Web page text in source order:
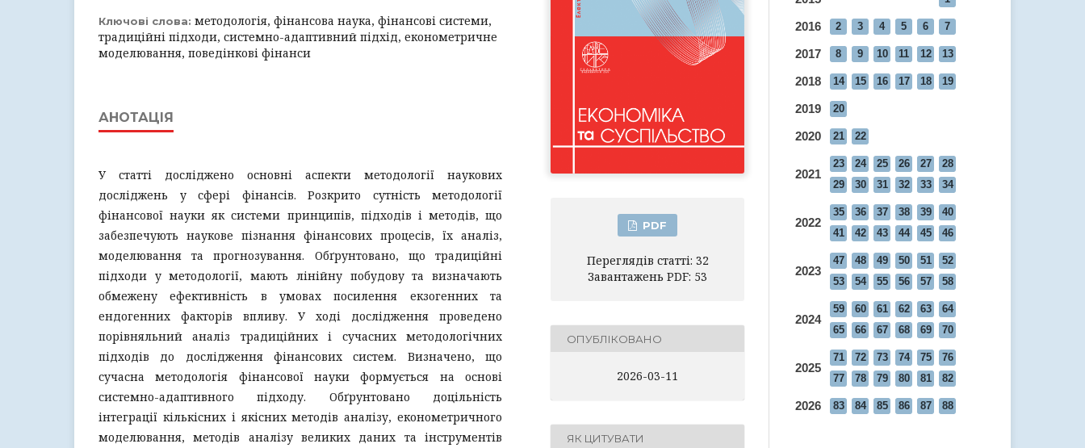
Ключові слова: методологія, фінансова наука, фінансові системи,
традиційні підходи, системно-адаптивний підхід, економетричне
моделювання, поведінкові фінанси
АНОТАЦІЯ
У статті досліджено основні аспекти методології наукових
досліджень у сфері фінансів. Розкрито сутність методології
фінансової науки як системи принципів, підходів і методів, що
забезпечують наукове пізнання фінансових процесів, їх аналіз,
моделювання та прогнозування. Обґрунтовано, що традиційні
підходи у методології, мають лінійну побудову та визначають
обмежену ефективність в умовах посилення екзогенних та
ендогенних факторів впливу. У ході дослідження проведено
порівняльний аналіз традиційних і сучасних методологічних
підходів до дослідження фінансових систем. Визначено, що
сучасна методологія фінансової науки формується на основі
системно-адаптивного підходу. Обґрунтовано доцільність
інтеграції кількісних і якісних методів аналізу, економетричного
моделювання, методів аналізу великих даних та інструментів
PDF
Переглядів статті: 32
Завантажень PDF: 53
ОПУБЛІКОВАНО
2026-03-11
ЯК ЦИТУВАТИ
2016 2 3 4 5 6 7
2017 8 9 10 11 12 13
2018 14 15 16 17 18 19
2019 20
2020 21 22
2021
23 24 25 26 27
28
29
30 31 32 33 34
2022
35 36 37 38 39
40
41
42 43 44 45 46
2023
47 48 49 50 51
52
53
54 55 56 57 58
2024
59 60 61 62 63
64
65
66 67 68 69 70
2025
71 72 73 74 75
76
77
78 79 80 81 82
2026 83 84 85 86 87 88